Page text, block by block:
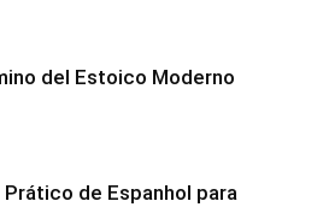
del Estoico Moderno
Prático de Espanhol para